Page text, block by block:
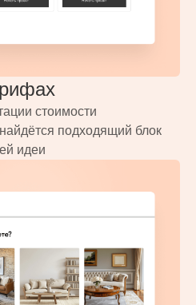
стоимости
подходящий блок
идеи